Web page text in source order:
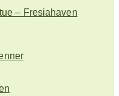
– Fresiahaven